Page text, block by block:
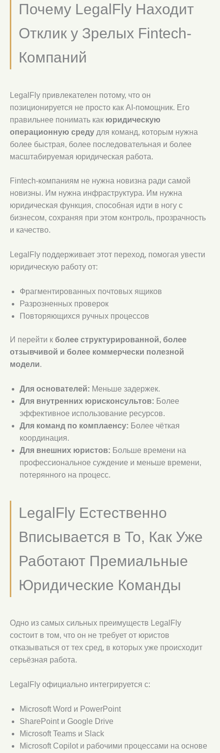
Почему LegalFly Находит
Отклик у Зрелых Fintech-
Компаний
LegalFly привлекателен потому, что он
позиционируется не просто как AI-помощник. Его
правильнее понимать как юридическую
операционную среду для команд, которым нужна
более быстрая, более последовательная и более
масштабируемая юридическая работа.
Fintech-компаниям не нужна новизна ради самой
новизны. Им нужна инфраструктура. Им нужна
юридическая функция, способная идти в ногу с
бизнесом, сохраняя при этом контроль, прозрачность
и качество.
LegalFly поддерживает этот переход, помогая увести
юридическую работу от:
Фрагментированных почтовых ящиков
Разрозненных проверок
Повторяющихся ручных процессов
И перейти к более структурированной, более
отзывчивой и более коммерчески полезной
модели.
Для основателей: Меньше задержек.
Для внутренних юрисконсультов: Более
эффективное использование ресурсов.
Для команд по комплаенсу: Более чёткая
координация.
Для внешних юристов: Больше времени на
профессиональное суждение и меньше времени,
потерянного на процесс.
LegalFly Естественно
Вписывается в То, Как Уже
Работают Премиальные
Юридические Команды
Одно из самых сильных преимуществ LegalFly
состоит в том, что он не требует от юристов
отказываться от тех сред, в которых уже происходит
серьёзная работа.
LegalFly официально интегрируется с:
Microsoft Word и PowerPoint
SharePoint и Google Drive
Microsoft Teams и Slack
Microsoft Copilot и рабочими процессами на основе